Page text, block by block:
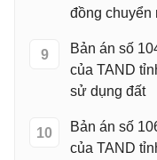
đồng
9
Bản án số
của TAND
sử dụng đất
10
Bản án số
của TAND